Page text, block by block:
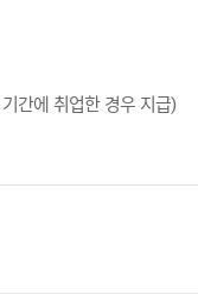
간에 취업한 경우 지급)